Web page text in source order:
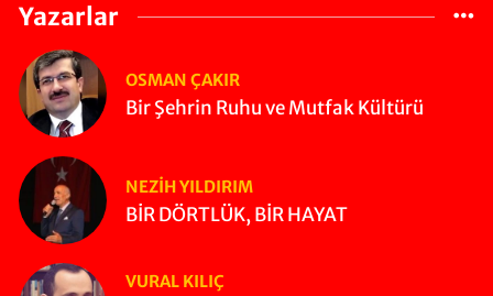
Yazarlar
OSMAN ÇAKIR
Bir Şehrin Ruhu ve Mutfak Kültürü
NEZIH YILDIRIM
BİR DÖRTLÜK, BİR HAYAT
VURAL KILIÇ